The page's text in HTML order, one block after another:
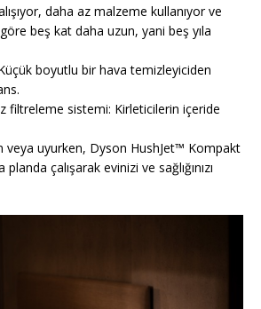
daha az malzeme kullanıyor ve
beş kat daha uzun, yani beş yıla
boyutlu bir hava temizleyiciden
filtreleme sistemi: Kirleticilerin içeride
veya uyurken, Dyson HushJet™ Kompakt
çalışarak evinizi ve sağlığınızı